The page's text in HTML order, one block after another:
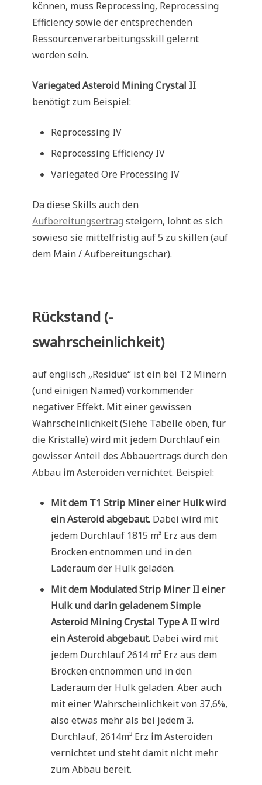
können, muss Reprocessing, Reprocessing
Efficiency sowie der entsprechenden
Ressourcenverarbeitungsskill gelernt
worden sein.
Variegated Asteroid Mining Crystal II
benötigt zum Beispiel:
Reprocessing IV
Reprocessing Efficiency IV
Variegated Ore Processing IV
Da diese Skills auch den
Aufbereitungsertrag steigern, lohnt es sich
sowieso sie mittelfristig auf 5 zu skillen (auf
dem Main / Aufbereitungschar).
Rückstand (-
swahrscheinlichkeit)
auf englisch „Residue“ ist ein bei T2 Minern
(und einigen Named) vorkommender
negativer Effekt. Mit einer gewissen
Wahrscheinlichkeit (Siehe Tabelle oben, für
die Kristalle) wird mit jedem Durchlauf ein
gewisser Anteil des Abbauertrags durch den
Abbau imAsteroiden vernichtet. Beispiel:
Mit dem T1 Strip Miner einer Hulk wird
ein Asteroid abgebaut. Dabei wird mit
jedem Durchlauf 1815 m³ Erz aus dem
Brocken entnommen und in den
Laderaum der Hulk geladen.
Mit dem Modulated Strip Miner II einer
Hulk und darin geladenem Simple
Asteroid Mining Crystal Type A II wird
ein Asteroid abgebaut. Dabei wird mit
jedem Durchlauf 2614 m³ Erz aus dem
Brocken entnommen und in den
Laderaum der Hulk geladen. Aber auch
mit einer Wahrscheinlichkeit von 37,6%,
also etwas mehr als bei jedem 3.
Durchlauf, 2614m³ Erz imAsteroiden
vernichtet und steht damit nicht mehr
zum Abbau bereit.